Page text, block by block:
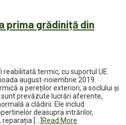
prima grădiniță din
termic, cu suportul UE.
august-noiembrie 2019.
a pereților exteriori, a soclului și
prevăzute lucrări aferente,
a clădirii. Ele includ
deasupra intrărilor,
[…]
Read More